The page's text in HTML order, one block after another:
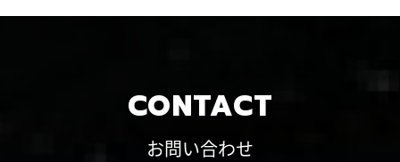
CONTACT
お問い合わせ